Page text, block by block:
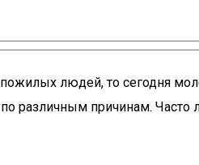
людей, то сегодня
различным причинам.